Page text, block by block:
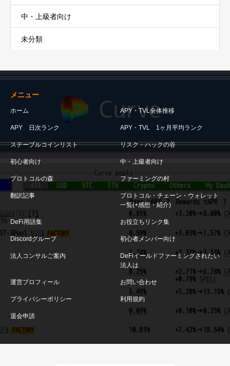
中・上級者向け
未分類
メニュー
ホーム APY・TVL全体推移
APY 日次ランク APY・TVL 1ヶ月平均ランク
ステーブルコインリスト リスク・ハックの谷
初心者向け 中・上級者向け
プロトコルの森 ファーミングの村
翻訳記事
プロトコル・チェーン・ウォレット
一覧(+感想・紹介)
DeFi用語集 お役立ちリンク集
Discordグループ 初心者メンバー向け
法人コンサルご案内
DeFiイールドファーミングされたい
法人は
運営プロフィール お問い合わせ
プライバシーポリシー 利用規約
退会申請